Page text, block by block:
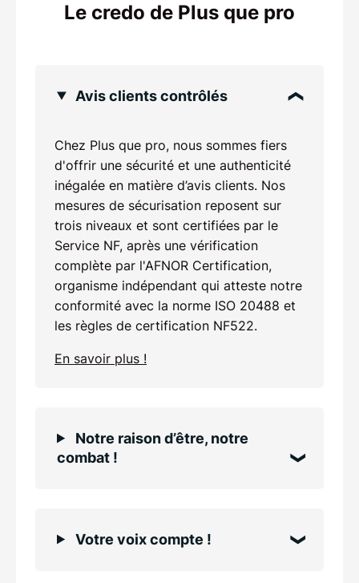
Le credo de Plus que pro
Avis clients contrôlés
Chez Plus que pro, nous sommes fiers
d'offrir une sécurité et une authenticité
inégalée en matière d’avis clients. Nos
mesures de sécurisation reposent sur
trois niveaux et sont certifiées par le
Service NF, après une vérification
complète par l'AFNOR Certification,
organisme indépendant qui atteste notre
conformité avec la norme ISO 20488 et
les règles de certification NF522.
En savoir plus !
Notre raison d’être, notre
combat !
Votre voix compte !